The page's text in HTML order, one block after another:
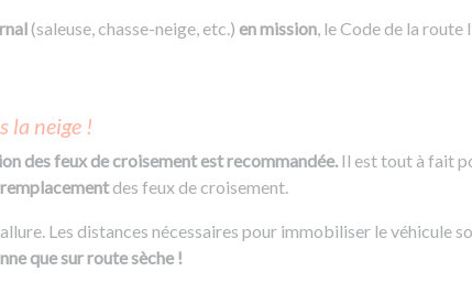
(saleuse, chasse-neige, etc.) en mission, le Code de la route
la neige !
des feux de croisement est recommandée.Il est tout à fait
des feux de croisement.
Les distances nécessaires pour immobiliser le véhicule
que sur route sèche !